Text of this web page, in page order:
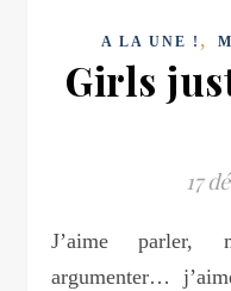
A LA UNE ! ,
Girls
17
J’aime parler, manger, bitcher, pleurer,
argumenter…